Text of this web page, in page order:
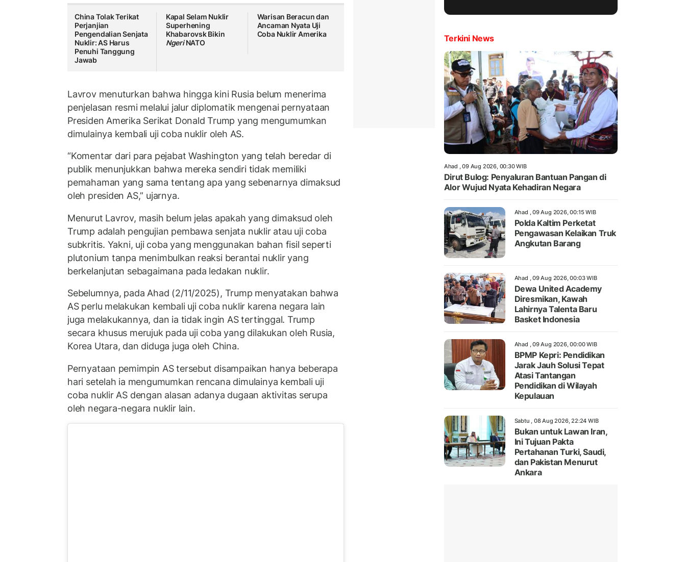
China Tolak Terikat
Perjanjian
Pengendalian Senjata
Nuklir: AS Harus
Penuhi Tanggung
Jawab
Kapal Selam Nuklir
Superhening
Khabarovsk Bikin
NgeriNATO
Warisan Beracun dan
Ancaman Nyata Uji
Coba Nuklir Amerika
Lavrov menuturkan bahwa hingga kini Rusia belum menerima
penjelasan resmi melalui jalur diplomatik mengenai pernyataan
Presiden Amerika Serikat Donald Trump yang mengumumkan
dimulainya kembali uji coba nuklir oleh AS.
“Komentar dari para pejabat Washington yang telah beredar di
publik menunjukkan bahwa mereka sendiri tidak memiliki
pemahaman yang sama tentang apa yang sebenarnya dimaksud
oleh presiden AS,” ujarnya.
Menurut Lavrov, masih belum jelas apakah yang dimaksud oleh
Trump adalah pengujian pembawa senjata nuklir atau uji coba
subkritis. Yakni, uji coba yang menggunakan bahan fisil seperti
plutonium tanpa menimbulkan reaksi berantai nuklir yang
berkelanjutan sebagaimana pada ledakan nuklir.
Sebelumnya, pada Ahad (2/11/2025), Trump menyatakan bahwa
AS perlu melakukan kembali uji coba nuklir karena negara lain
juga melakukannya, dan ia tidak ingin AS tertinggal. Trump
secara khusus merujuk pada uji coba yang dilakukan oleh Rusia,
Korea Utara, dan diduga juga oleh China.
Pernyataan pemimpin AS tersebut disampaikan hanya beberapa
hari setelah ia mengumumkan rencana dimulainya kembali uji
coba nuklir AS dengan alasan adanya dugaan aktivitas serupa
oleh negara-negara nuklir lain.
Terkini News
Ahad , 09 Aug 2026, 00:30 WIB
Dirut Bulog: Penyaluran Bantuan Pangan di
Alor Wujud Nyata Kehadiran Negara
Ahad , 09 Aug 2026, 00:15 WIB
Polda Kaltim Perketat
Pengawasan Kelaikan Truk
Angkutan Barang
Ahad , 09 Aug 2026, 00:03 WIB
Dewa United Academy
Diresmikan, Kawah
Lahirnya Talenta Baru
Basket Indonesia
Ahad , 09 Aug 2026, 00:00 WIB
BPMP Kepri: Pendidikan
Jarak Jauh Solusi Tepat
Atasi Tantangan
Pendidikan di Wilayah
Kepulauan
Sabtu , 08 Aug 2026, 22:24 WIB
Bukan untuk Lawan Iran,
Ini Tujuan Pakta
Pertahanan Turki, Saudi,
dan Pakistan Menurut
Ankara